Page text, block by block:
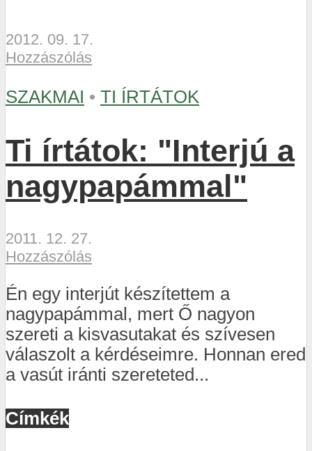
2012. 09. 17.
Hozzászólás
SZAKMAI • TI ÍRTÁTOK
Ti írtátok: "Interjú a
nagypapámmal"
2011. 12. 27.
Hozzászólás
Én egy interjút készítettem a
nagypapámmal, mert Ő nagyon
szereti a kisvasutakat és szívesen
válaszolt a kérdéseimre. Honnan ered
a vasút iránti szereteted...
Címkék